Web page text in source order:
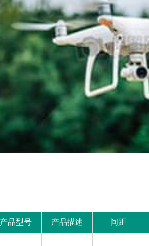
产品型号 产品描述 间距